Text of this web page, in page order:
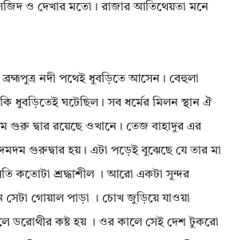
ও দেখার মতো। রাজার আতিথেয়তা মনে
নদী পথেই ধুবড়িতে আসেন। বেহুলা
ধুবড়িতেই ঘটেছিল। সব ধর্মের মিলন স্থান ঐ
গুরু দ্বার রয়েছে ওখানে। তেজ বাহাদুর এর
গুরুদ্বার হয়। এটা পড়েই বুঝেছে যে তার মা
কতোটা শ্রদ্ধাশীল । আরো একটা সুন্দর
সেটা গোয়াল পাড়া । চোখ জুড়িয়ে যাওয়া
ডরোথীর কষ্ট হয় । ওর কালে সেই দেশ টুকরো